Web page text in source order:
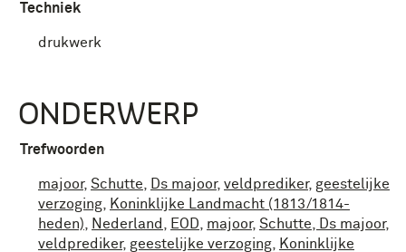
Techniek
drukwerk
ONDERWERP
Trefwoorden
majoor, Schutte Ds majoor, veldprediker, geestelijke
verzoging
Koninklijke Landmacht (1813/1814-
heden)
Nederland EOD majoor, Schutte, Ds majoor,
veldprediker, geestelijke verzoging
Koninklijke